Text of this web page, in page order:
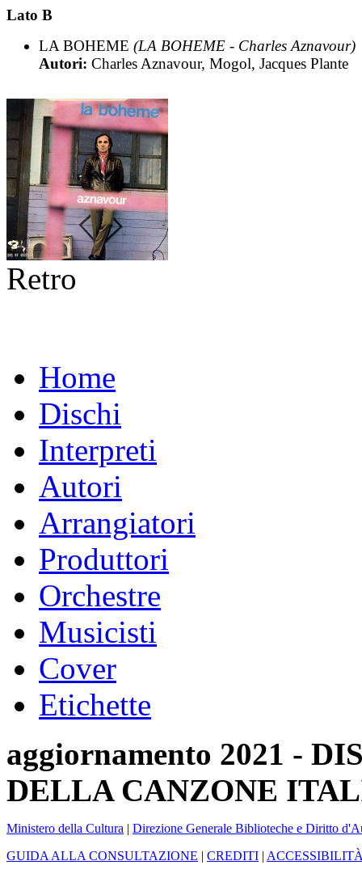
Lato B
LA BOHEME (LA BOHEME - Charles Aznavour)
Autori: Charles Aznavour, Mogol, Jacques Plante
Retro
Home
Dischi
Interpreti
Autori
Arrangiatori
Produttori
Orchestre
Musicisti
Cover
Etichette
aggiornamento 2021 -
DELLA CANZONE
Ministero della Cultura | Direzione Generale Biblioteche e Diritto
GUIDA ALLA CONSULTAZIONE | CREDITI |